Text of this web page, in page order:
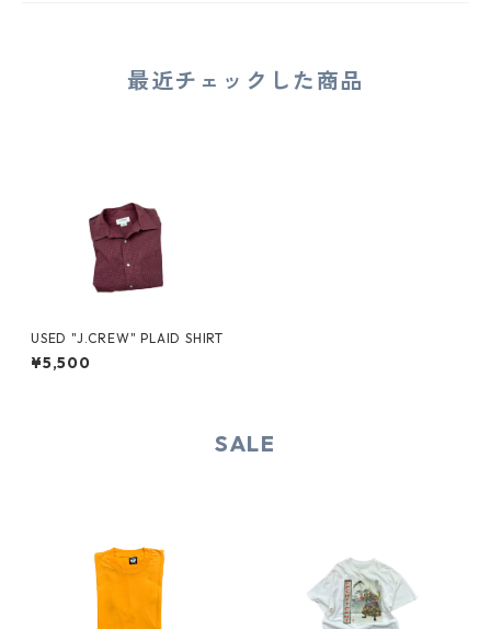
最近チェックした商品
USED "J.CREW" PLAID SHIRT
¥5,500
SALE